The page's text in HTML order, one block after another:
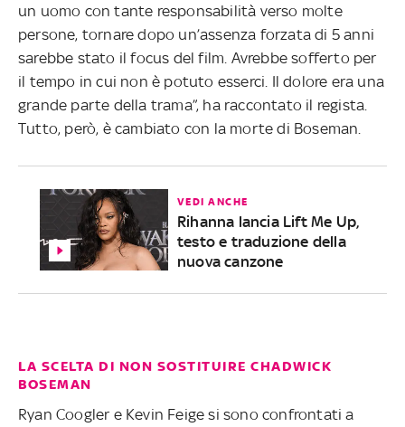
un uomo con tante responsabilità verso molte
persone, tornare dopo un’assenza forzata di 5 anni
sarebbe stato il focus del film. Avrebbe sofferto per
il tempo in cui non è potuto esserci. Il dolore era una
grande parte della trama”, ha raccontato il regista.
Tutto, però, è cambiato con la morte di Boseman.
VEDI ANCHE
Rihanna lancia Lift Me Up,
testo e traduzione della
nuova canzone
LA SCELTA DI NON SOSTITUIRE CHADWICK
BOSEMAN
Ryan Coogler e Kevin Feige si sono confrontati a